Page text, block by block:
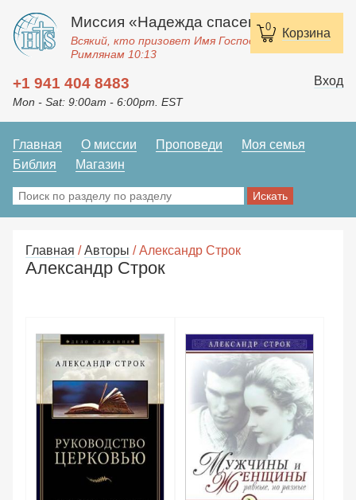
0 Корзина
Миссия «Надежда спасения»
Всякий, кто призовет Имя Господне, спасется.
Римлянам 10:13
+1 941 404 8483
Mon - Sat: 9:00am - 6:00pm. EST
Вход
Главная О миссии Проповеди
Моя семья
Библия
Магазин
Главная /Авторы / Александр Строк
Александр Строк